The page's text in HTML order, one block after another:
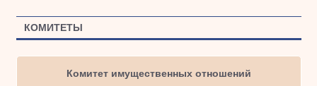
КОМИТЕТЫ
Комитет имущественных отношений